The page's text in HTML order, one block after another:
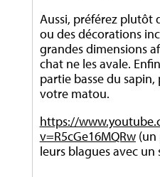
Aussi, préférez plutôt
ou des décorations
grandes dimensions
chat ne les avale.
partie basse du
votre matou.
https://
v=R5cGe16MQRw(un
leurs blagues avec